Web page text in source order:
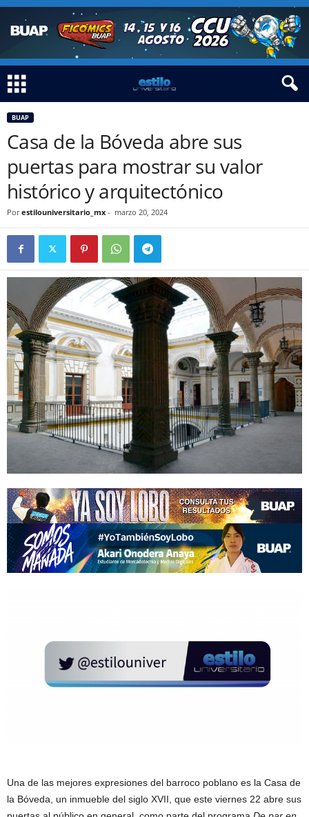
BUAP
Casa de la Bóveda abre sus
puertas para mostrar su valor
histórico y arquitectónico
Por estilouniversitario_mx - marzo 20, 2024
Una de las mejores expresiones del barroco poblano es la Casa de
la Bóveda, un inmueble del siglo XVII, que este viernes 22 abre sus